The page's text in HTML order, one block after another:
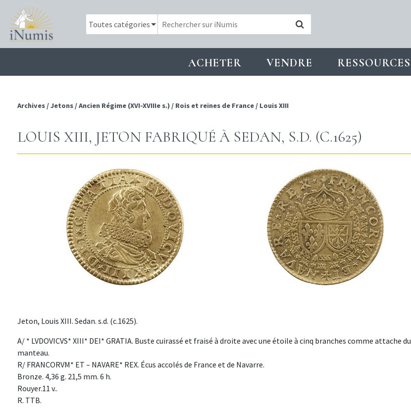
ACHETER VENDRE RESSOURCES
Archives /Jetons /Ancien Régime (XVI-XVIIIe s.) / Rois et reines de France / Louis XIII
LOUIS XIII, JETON FABRIQUÉ À SEDAN, S.D. (C.1625)
Jeton, Louis XIII. Sedan. s.d. (c.1625).
A/ * LVDOVICVS* XIII* DEI* GRATIA. Buste cuirassé et fraisé à droite avec une étoile à cinq branches comme attache du
manteau.
R/ FRANCORVM* ET – NAVARE* REX. Écus accolés de France et de Navarre.
Bronze. 4,36 g. 21,5 mm. 6 h.
Rouyer.11 v..
R. TTB.